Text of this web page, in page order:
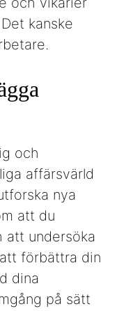
kanske
och
affärsvärld
nya
att du
att undersöka
förbättra din
dina
på sätt